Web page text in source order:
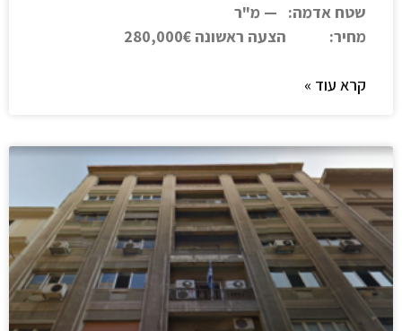
שטח אדמה: — מ"ר
מחיר: הצעה ראשונה 280,000€
קרא עוד »